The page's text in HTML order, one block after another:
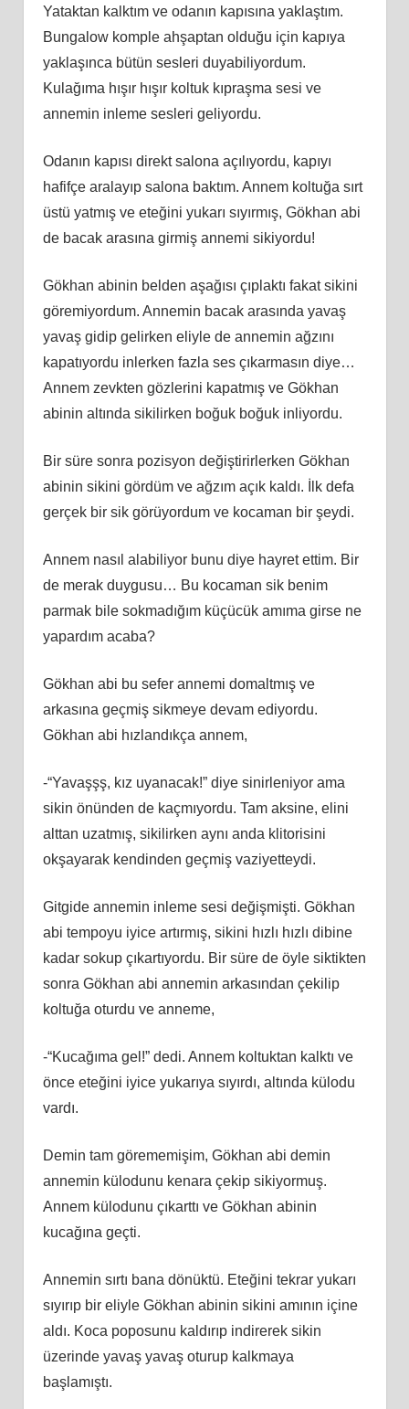
Yataktan kalktım ve odanın kapısına yaklaştım.
Bungalow komple ahşaptan olduğu için kapıya
yaklaşınca bütün sesleri duyabiliyordum.
Kulağıma hışır hışır koltuk kıpraşma sesi ve
annemin inleme sesleri geliyordu.
Odanın kapısı direkt salona açılıyordu, kapıyı
hafifçe aralayıp salona baktım. Annem koltuğa sırt
üstü yatmış ve eteğini yukarı sıyırmış, Gökhan abi
de bacak arasına girmiş annemi sikiyordu!
Gökhan abinin belden aşağısı çıplaktı fakat sikini
göremiyordum. Annemin bacak arasında yavaş
yavaş gidip gelirken eliyle de annemin ağzını
kapatıyordu inlerken fazla ses çıkarmasın diye…
Annem zevkten gözlerini kapatmış ve Gökhan
abinin altında sikilirken boğuk boğuk inliyordu.
Bir süre sonra pozisyon değiştirirlerken Gökhan
abinin sikini gördüm ve ağzım açık kaldı. İlk defa
gerçek bir sik görüyordum ve kocaman bir şeydi.
Annem nasıl alabiliyor bunu diye hayret ettim. Bir
de merak duygusu… Bu kocaman sik benim
parmak bile sokmadığım küçücük amıma girse ne
yapardım acaba?
Gökhan abi bu sefer annemi domaltmış ve
arkasına geçmiş sikmeye devam ediyordu.
Gökhan abi hızlandıkça annem,
-“Yavaşşş, kız uyanacak!” diye sinirleniyor ama
sikin önünden de kaçmıyordu. Tam aksine, elini
alttan uzatmış, sikilirken aynı anda klitorisini
okşayarak kendinden geçmiş vaziyetteydi.
Gitgide annemin inleme sesi değişmişti. Gökhan
abi tempoyu iyice artırmış, sikini hızlı hızlı dibine
kadar sokup çıkartıyordu. Bir süre de öyle siktikten
sonra Gökhan abi annemin arkasından çekilip
koltuğa oturdu ve anneme,
-“Kucağıma gel!” dedi. Annem koltuktan kalktı ve
önce eteğini iyice yukarıya sıyırdı, altında külodu
vardı.
Demin tam görememişim, Gökhan abi demin
annemin külodunu kenara çekip sikiyormuş.
Annem külodunu çıkarttı ve Gökhan abinin
kucağına geçti.
Annemin sırtı bana dönüktü. Eteğini tekrar yukarı
sıyırıp bir eliyle Gökhan abinin sikini amının içine
aldı. Koca poposunu kaldırıp indirerek sikin
üzerinde yavaş yavaş oturup kalkmaya
başlamıştı.